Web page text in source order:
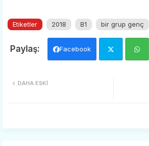
Etiketler 2018 B1 bir grup genç
Facebook
DAHA ESKI